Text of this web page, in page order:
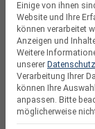
Growatt
Einige von ihnen
Website und Ihre
können verarbeitet
Anzeigen und
Weitere
unserer
Verarbeitung Ihrer
können Ihre
anpassen. Bitte
möglicherweise